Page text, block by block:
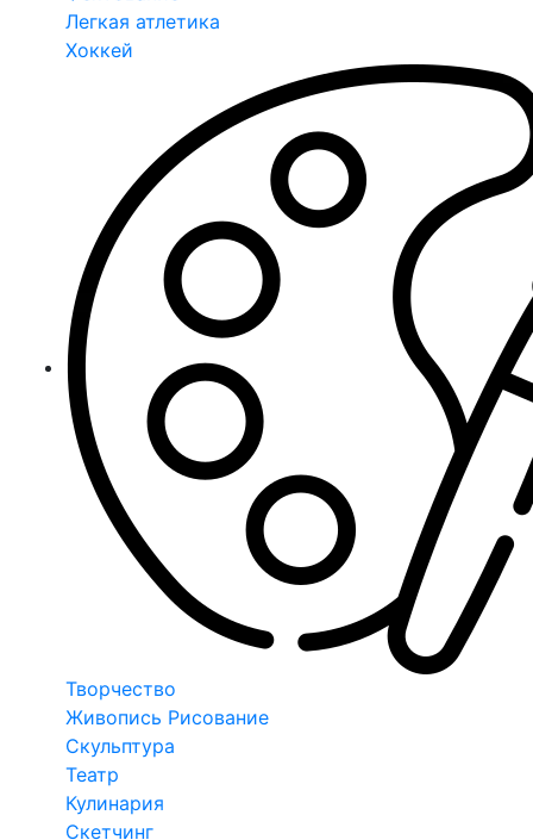
Легкая атлетика
Хоккей
Творчество
Живопись Рисование
Скульптура
Театр
Кулинария
Скетчинг